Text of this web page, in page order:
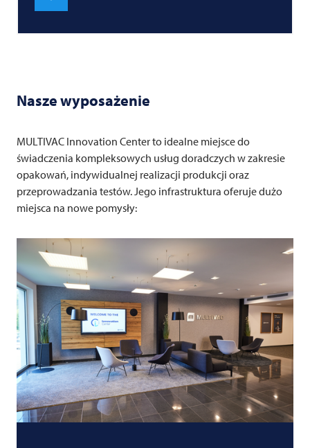
Nasze wyposażenie
MULTIVAC Innovation Center to idealne miejsce do
świadczenia kompleksowych usług doradczych w zakresie
opakowań, indywidualnej realizacji produkcji oraz
przeprowadzania testów. Jego infrastruktura oferuje dużo
miejsca na nowe pomysły: